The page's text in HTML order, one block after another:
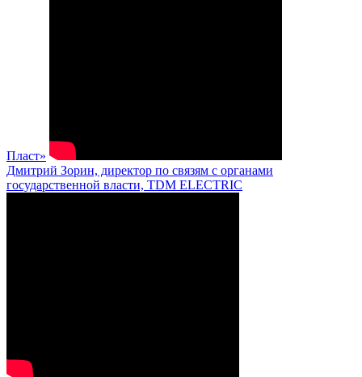
Пласт»
Дмитрий Зорин, директор по связям с органами
государственной власти, TDM ELECTRIC